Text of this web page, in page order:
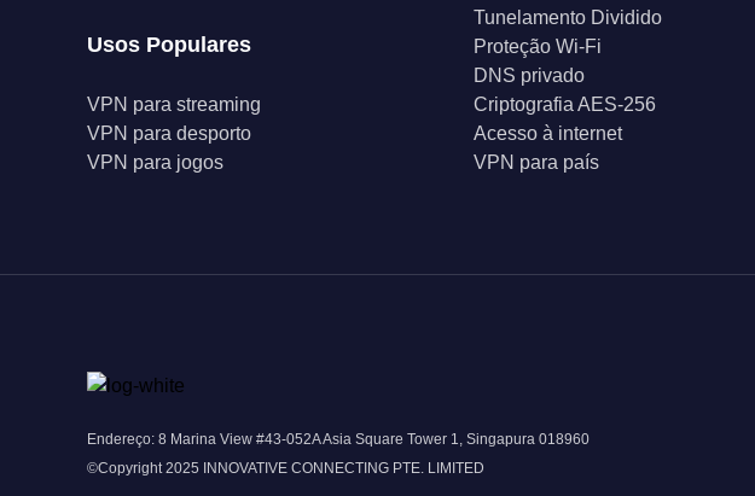
Usos Populares
VPN para streaming
VPN para desporto
VPN para jogos
Tunelamento Dividido
Proteção Wi-Fi
DNS privado
Criptografia AES-256
Acesso à internet
VPN para país
Endereço: 8 Marina View #43-052A Asia Square Tower 1, Singapura 018960
©Copyright 2025 INNOVATIVE CONNECTING PTE. LIMITED